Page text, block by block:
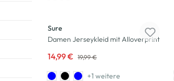
Sure
Damen Jerseykleid mit Alloverprint
14,99 € 19,99 €
+1 weitere